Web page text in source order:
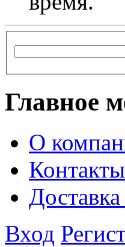
Главное
О
Контакты
Вход